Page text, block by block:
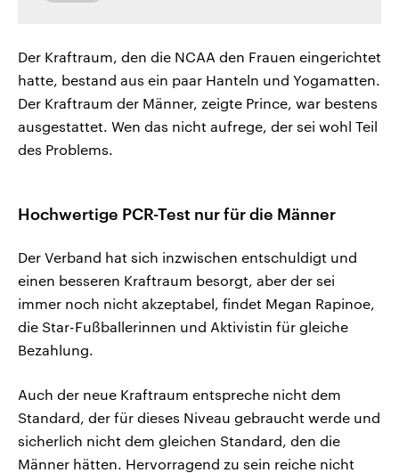
Der Kraftraum, den die NCAA den Frauen eingerichtet
hatte, bestand aus ein paar Hanteln und Yogamatten.
Der Kraftraum der Männer, zeigte Prince, war bestens
ausgestattet. Wen das nicht aufrege, der sei wohl Teil
des Problems.
Hochwertige PCR-Test nur für die Männer
Der Verband hat sich inzwischen entschuldigt und
einen besseren Kraftraum besorgt, aber der sei
immer noch nicht akzeptabel, findet Megan Rapinoe,
die Star-Fußballerinnen und Aktivistin für gleiche
Bezahlung.
Auch der neue Kraftraum entspreche nicht dem
Standard, der für dieses Niveau gebraucht werde und
sicherlich nicht dem gleichen Standard, den die
Männer hätten. Hervorragend zu sein reiche nicht